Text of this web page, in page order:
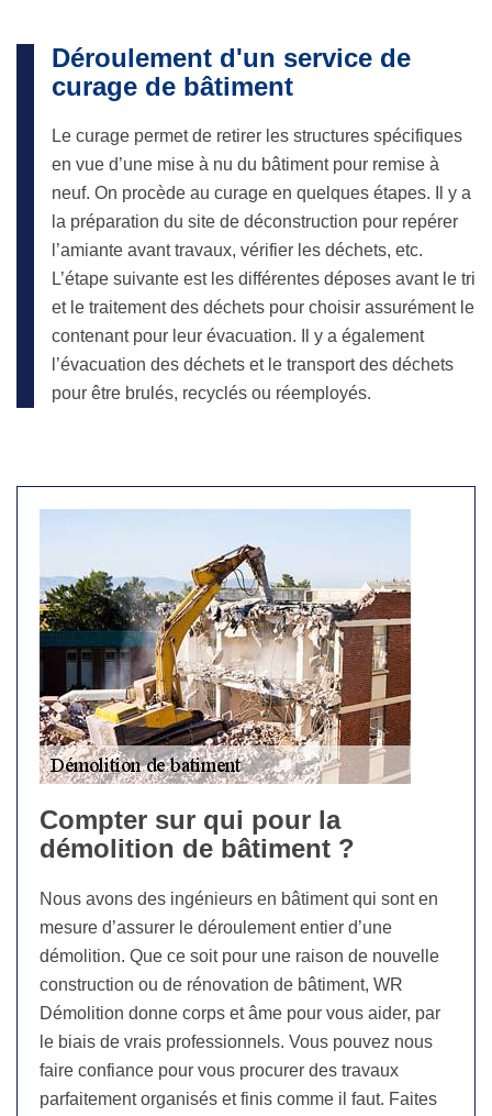
Déroulement d'un service de
curage de bâtiment
Le curage permet de retirer les structures spécifiques
en vue d’une mise à nu du bâtiment pour remise à
neuf. On procède au curage en quelques étapes. Il y a
la préparation du site de déconstruction pour repérer
l’amiante avant travaux, vérifier les déchets, etc.
L’étape suivante est les différentes déposes avant le tri
et le traitement des déchets pour choisir assurément le
contenant pour leur évacuation. Il y a également
l’évacuation des déchets et le transport des déchets
pour être brulés, recyclés ou réemployés.
Compter sur qui pour la
démolition de bâtiment ?
Nous avons des ingénieurs en bâtiment qui sont en
mesure d’assurer le déroulement entier d’une
démolition. Que ce soit pour une raison de nouvelle
construction ou de rénovation de bâtiment, WR
Démolition donne corps et âme pour vous aider, par
le biais de vrais professionnels. Vous pouvez nous
faire confiance pour vous procurer des travaux
parfaitement organisés et finis comme il faut. Faites